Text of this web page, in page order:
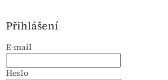
Přihlášení
E-mail
Heslo